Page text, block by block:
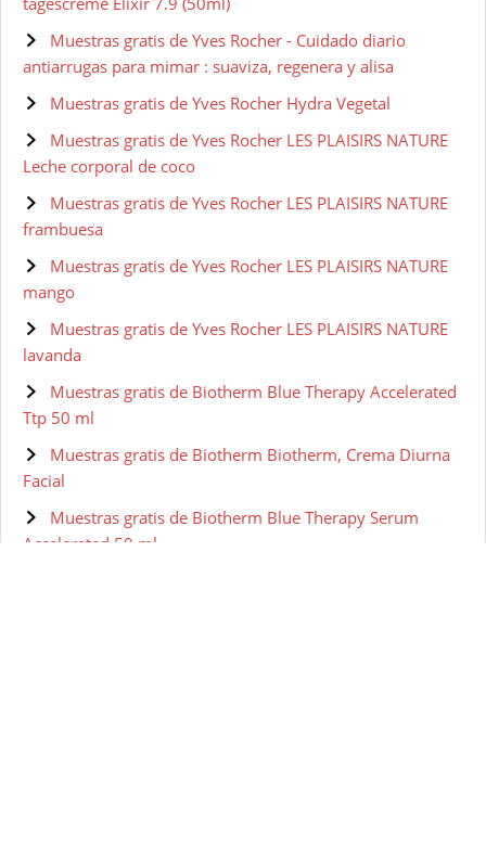
Muestras gratis de Yves Rocher - Cuidado diario
antiarrugas para mimar : suaviza, regenera y alisa
Muestras gratis de Yves Rocher Hydra Vegetal
Muestras gratis de Yves Rocher LES PLAISIRS NATURE
Leche corporal de coco
Muestras gratis de Yves Rocher LES PLAISIRS NATURE
frambuesa
Muestras gratis de Yves Rocher LES PLAISIRS NATURE
mango
Muestras gratis de Yves Rocher LES PLAISIRS NATURE
lavanda
Muestras gratis de Biotherm Blue Therapy Accelerated
Ttp 50 ml
Muestras gratis de Biotherm Biotherm, Crema Diurna
Facial
Muestras gratis de Biotherm Blue Therapy Serum
Accelerated 50 ml